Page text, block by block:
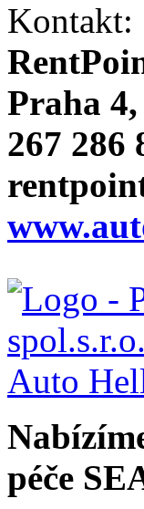
Kontakt:
Praha
267 286
péče